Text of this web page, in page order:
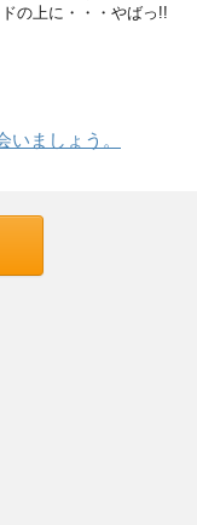
の上に・・・やばっ!!
ましょう。